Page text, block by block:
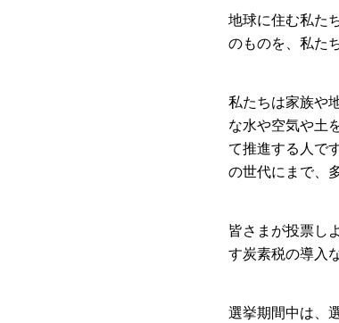
地球に住む私た
のものを、私た
私たちは家族や
な水や空気や土
て推進する人で
の世代にまで、
皆さまが投票し
す炭素税の導入
選挙期間中は、